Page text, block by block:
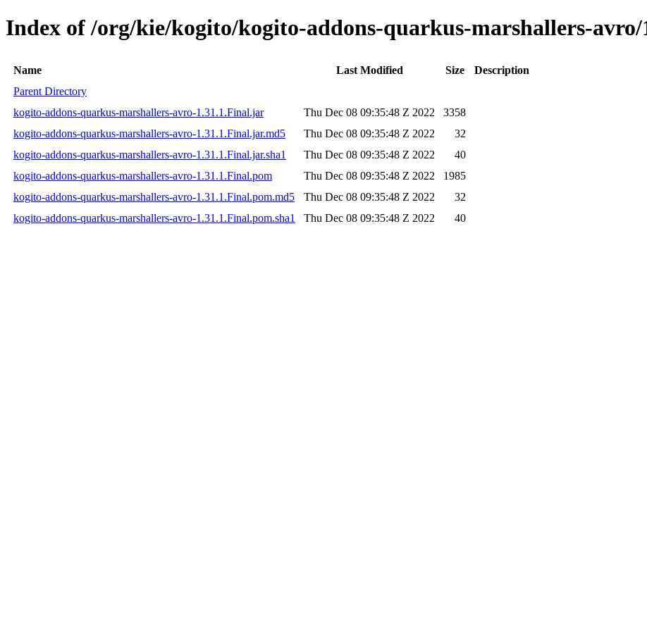
Index of /org/kie/kogito/kogito-addons-quarkus-marshallers-avro/
Name Last Modified Size
Description
Parent Directory
kogito-addons-quarkus-marshallers-avro-1.31.1.Final.jar
Thu Dec 08 09:35:48 Z 2022
3358
kogito-addons-quarkus-marshallers-avro-1.31.1.Final.jar.md5
Thu Dec 08 09:35:48 Z 2022
32
kogito-addons-quarkus-marshallers-avro-1.31.1.Final.jar.sha1
Thu Dec 08 09:35:48 Z 2022
40
kogito-addons-quarkus-marshallers-avro-1.31.1.Final.pom
Thu Dec 08 09:35:48 Z 2022
1985
kogito-addons-quarkus-marshallers-avro-1.31.1.Final.pom.md5
Thu Dec 08 09:35:48 Z 2022
32
kogito-addons-quarkus-marshallers-avro-1.31.1.Final.pom.sha1
Thu Dec 08 09:35:48 Z 2022 40